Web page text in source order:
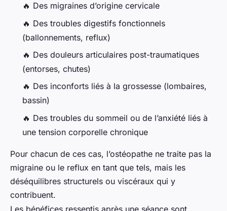
🔥 Des migraines d’origine cervicale
🔥 Des troubles digestifs fonctionnels
(ballonnements, reflux)
🔥 Des douleurs articulaires post-traumatiques
(entorses, chutes)
🔥 Des inconforts liés à la grossesse (lombaires,
bassin)
🔥 Des troubles du sommeil ou de l’anxiété liés à
une tension corporelle chronique
Pour chacun de ces cas, l’ostéopathe ne traite pas la
migraine ou le reflux en tant que tels, mais les
déséquilibres structurels ou viscéraux qui y
contribuent.
Les bénéfices ressentis après une séance sont